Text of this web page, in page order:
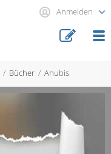
Anmelden
Bücher Anubis